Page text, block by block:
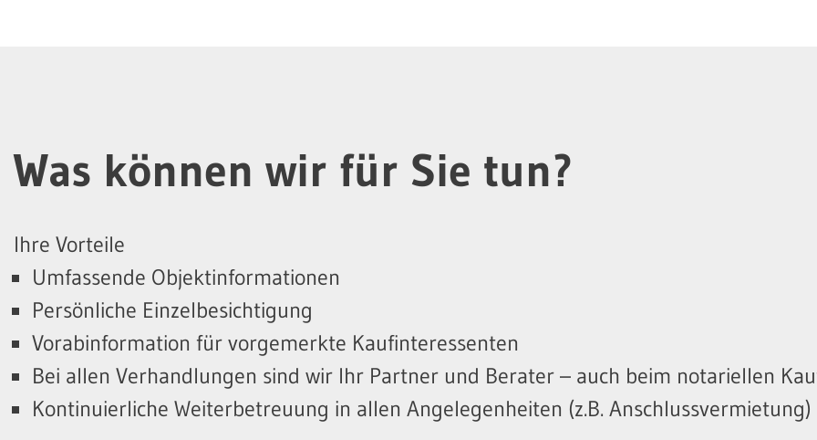
Was können wir für Sie tun?
Ihre Vorteile
Umfassende Objektinformationen
Persönliche Einzelbesichtigung
Vorabinformation für vorgemerkte Kaufinteressenten
Bei allen Verhandlungen sind wir Ihr Partner und Berater – auch beim notariellen
Kontinuierliche Weiterbetreuung in allen Angelegenheiten (z.B. Anschlussvermietung)